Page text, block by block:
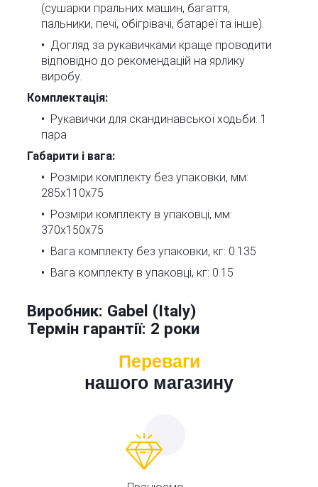
(сушарки пральних машин, багаття,
пальники, печі, обігрівачі, батареї та інше).
Догляд за рукавичками краще проводити
відповідно до рекомендацій на ярлику
виробу.
Комплектація:
Рукавички для скандинавської ходьби: 1
пара
Габарити і вага:
Розміри комплекту без упаковки, мм:
285х110х75
Розміри комплекту в упаковці, мм:
370х150х75
Вага комплекту без упаковки, кг: 0.135
Вага комплекту в упаковці, кг: 0.15
Виробник: Gabel (Italy)
Термін гарантії: 2 роки
Переваги
нашого магазину